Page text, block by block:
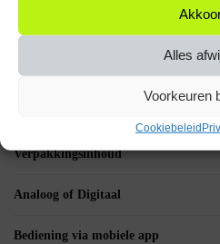
Alles
Voorkeuren
Cookiebeleid
Deze drukschakelaar is geschikt voor
circuits in diverse toepassingen.
Verpakkingsinhoud
Analoog of Digitaal
Bediening via mobiele app